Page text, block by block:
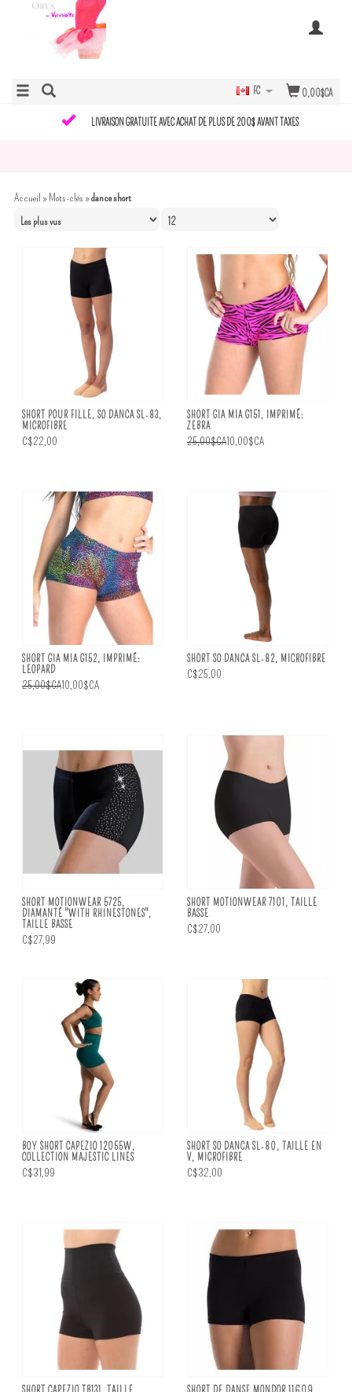
0,00$CA
FC
LIVRAISON GRATUITE AVEC ACHAT DE PLUS DE 200$ AVANT TAXES
Accueil »Mots-clés »dance short
SHORT POUR FILLE, SO DANCA SL-83,
MICROFIBRE
C$22,00
SHORT GIA MIA G151, IMPRIMÉ:
ZEBRA
25,00$CA10,00$CA
SHORT GIA MIA G152, IMPRIMÉ:
LEOPARD
25,00$CA10,00$CA
SHORT SO DANCA SL-82, MICROFIBRE
C$25,00
SHORT MOTIONWEAR 5725,
DIAMANTÉ "WITH RHINESTONES",
TAILLE BASSE
C$27,99
SHORT MOTIONWEAR 7101, TAILLE
BASSE
C$27,00
BOY SHORT CAPEZIO 12055W,
COLLECTION MAJESTIC LINES
C$31,99
SHORT SO DANCA SL-80, TAILLE EN
V, MICROFIBRE
C$32,00